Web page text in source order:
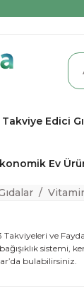
Edici
Ev
ve
sistemi,
bulabilirsiniz.